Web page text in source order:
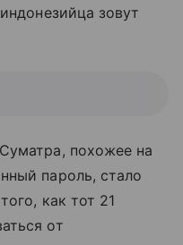
зовут
похожее на
пароль, стало
как тот 21
от